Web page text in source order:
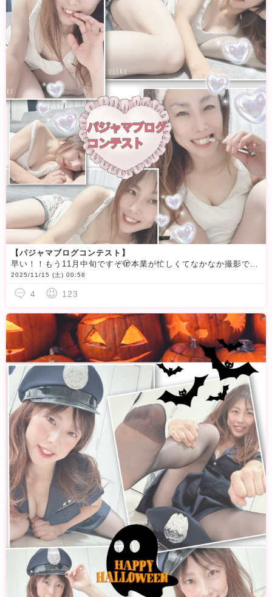
【パジャマブログコンテスト】
早い！！もう11月中旬ですぞ🫣本業が忙しくてなかなか撮影できなかった…年末腰やられないように気をつけます
2025/11/15 (土) 00:58
4 123